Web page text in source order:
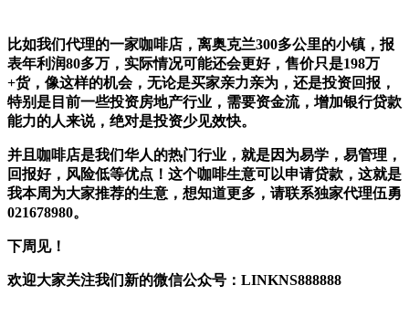
比如我们代理的一家咖啡店，离奥克兰300多公里的小镇，报
表年利润80多万，实际情况可能还会更好，售价只是198万
+货，像这样的机会，无论是买家亲力亲为，还是投资回报，
特别是目前一些投资房地产行业，需要资金流，增加银行贷款
能力的人来说，绝对是投资少见效快。
并且咖啡店是我们华人的热门行业，就是因为易学，易管理，
回报好，风险低等优点！这个咖啡生意可以申请贷款，这就是
我本周为大家推荐的生意，想知道更多，请联系独家代理伍勇
021678980。
下周见！
欢迎大家关注我们新的微信公众号：LINKNS888888